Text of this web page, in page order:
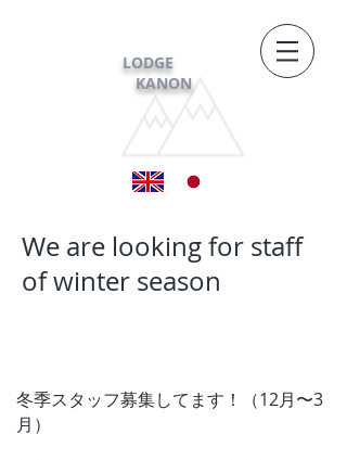
LODGE
KANON
We are looking for staff
of winter season
冬季スタッフ募集してます！（12月〜3
月）